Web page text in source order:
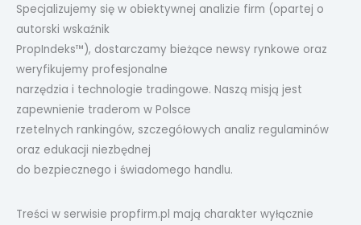
Specjalizujemy się w obiektywnej analizie firm (opartej o
autorski wskaźnik
PropIndeks™), dostarczamy bieżące newsy rynkowe oraz
weryfikujemy profesjonalne
narzędzia i technologie tradingowe. Naszą misją jest
zapewnienie traderom w Polsce
rzetelnych rankingów, szczegółowych analiz regulaminów
oraz edukacji niezbędnej
do bezpiecznego i świadomego handlu.
Treści w serwisie propfirm.pl mają charakter wyłącznie